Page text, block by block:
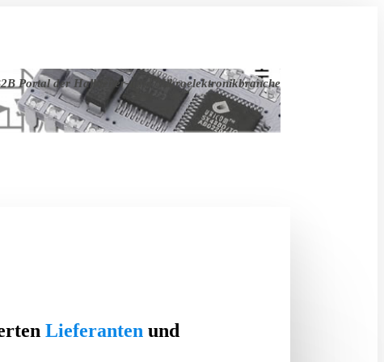
Portal der Halbleiter- und Mikroelektronikbranche
Lieferanten und